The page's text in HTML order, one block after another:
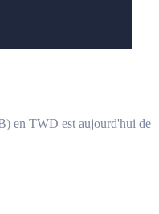
en TWD est aujourd'hui de